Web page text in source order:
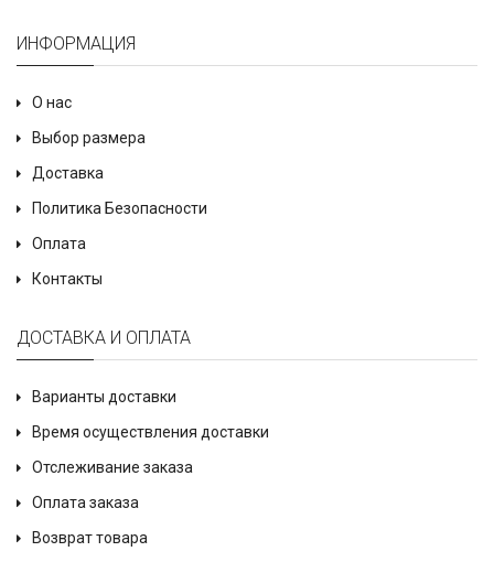
ИНФОРМАЦИЯ
О нас
Выбор размера
Доставка
Политика Безопасности
Оплата
Контакты
ДОСТАВКА И ОПЛАТА
Варианты доставки
Время осуществления доставки
Отслеживание заказа
Оплата заказа
Возврат товара